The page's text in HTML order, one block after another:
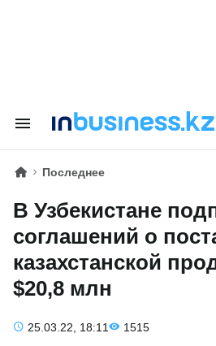
Последнее
В Узбекистане
соглашений о
казахстанской
$20,8 млн
25.03.22, 18:11 1515